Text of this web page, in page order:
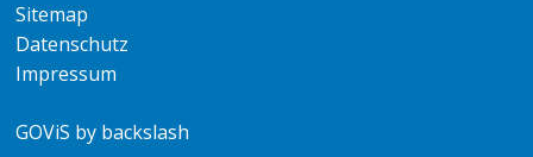
Sitemap
Datenschutz
Impressum
GOViS by backslash